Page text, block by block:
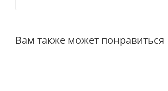
Вам также может понравиться